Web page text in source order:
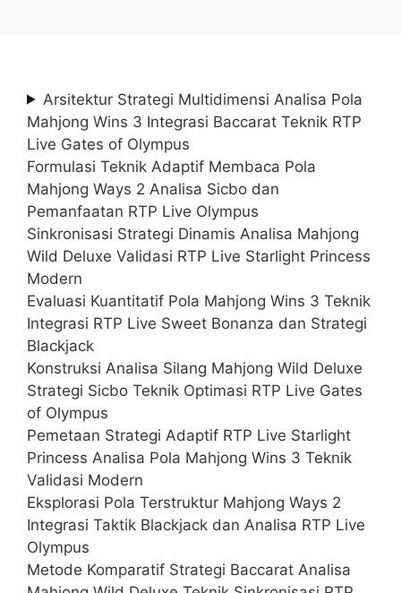
Arsitektur Strategi Multidimensi Analisa Pola
Mahjong Wins 3 Integrasi Baccarat Teknik RTP
Live Gates of Olympus
Formulasi Teknik Adaptif Membaca Pola
Mahjong Ways 2 Analisa Sicbo dan
Pemanfaatan RTP Live Olympus
Sinkronisasi Strategi Dinamis Analisa Mahjong
Wild Deluxe Validasi RTP Live Starlight Princess
Modern
Evaluasi Kuantitatif Pola Mahjong Wins 3 Teknik
Integrasi RTP Live Sweet Bonanza dan Strategi
Blackjack
Konstruksi Analisa Silang Mahjong Wild Deluxe
Strategi Sicbo Teknik Optimasi RTP Live Gates
of Olympus
Pemetaan Strategi Adaptif RTP Live Starlight
Princess Analisa Pola Mahjong Wins 3 Teknik
Validasi Modern
Eksplorasi Pola Terstruktur Mahjong Ways 2
Integrasi Taktik Blackjack dan Analisa RTP Live
Olympus
Metode Komparatif Strategi Baccarat Analisa